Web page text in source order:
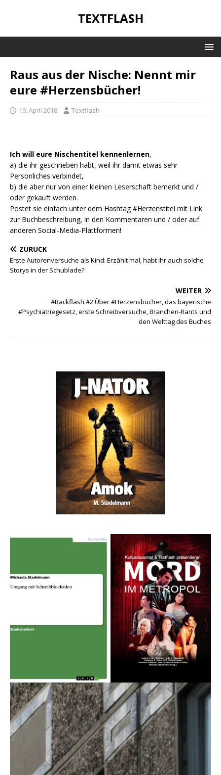
TEXTFLASH
Raus aus der Nische: Nennt mir
eure #Herzensbücher!
19. April 2018 Textflash
Ich will eure Nischentitel kennenlernen,
a) die ihr geschrieben habt, weil ihr damit etwas sehr
Persönliches verbindet,
b) die aber nur von einer kleinen Leserschaft bemerkt und /
oder gekauft werden.
Postet sie einfach unter dem Hashtag #Herzenstitel mit Link
zur Buchbeschreibung, in den Kommentaren und / oder auf
anderen Social-Media-Plattformen!
ZURÜCK
Erste Autorenversuche als Kind: Erzählt mal, habt ihr auch solche
Storys in der Schublade?
WEITER
#Backflash #2 Über #Herzensbücher, das bayerische
#Psychiatriegesetz, erste Schreibversuche, Branchen-Rants und
den Welttag des Buches